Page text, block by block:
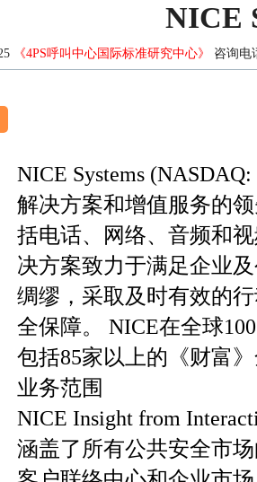
NICE
《4PS呼叫中心国际标准研究中心》 咨询电
NICE Systems
解决方案和增值服务的
括电话、网络、音频和
决方案致力于满足企业
绸缪，采取及时有效的
全保障。 NICE在全球
包括85家以上的《财富
业务范围
NICE Insight from
涵盖了所有公共安全市